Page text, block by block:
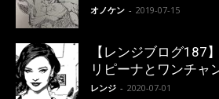
オノケン - 2019-07-15
【レンジブログ187
リピーナとワンチャ
レンジ - 2020-07-01